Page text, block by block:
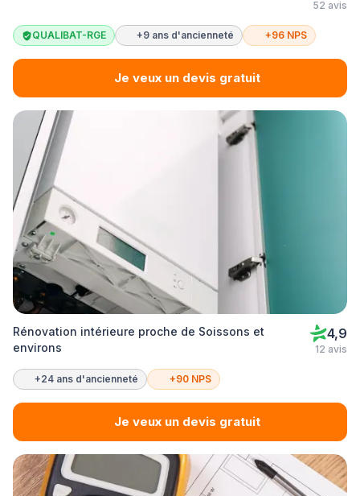
52 avis
QUALIBAT-RGE +9 ans d'ancienneté +96 NPS
Je veux un devis gratuit
Rénovation intérieure proche de Soissons et
environs
4,9
12 avis
+24 ans d'ancienneté +90 NPS
Je veux un devis gratuit